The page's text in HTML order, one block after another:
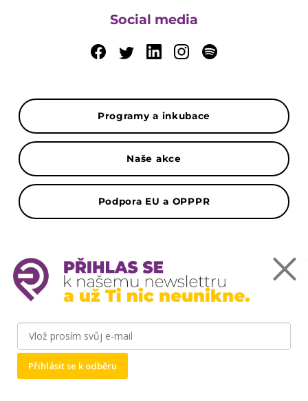
Social media
Programy a inkubace
Naše akce
Podpora EU a OPPPR
Mapa
Podnikatelský inkubátor ČZU Point One -
Kamýcká 1281, 165 00 Praha-Suchdol
Přihlásit se k odběru